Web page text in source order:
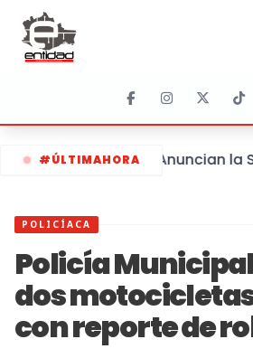
#ÚLTIMAHORA Anuncian la
POLICÍACA
Policía
dos
con reporte de